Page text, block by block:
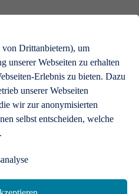
Drittanbietern), um
unserer Webseiten zu erhalten
Erlebnis zu bieten. Dazu
unserer Webseiten
wir zur anonymisierten
selbst entscheiden, welche
eine Bühne